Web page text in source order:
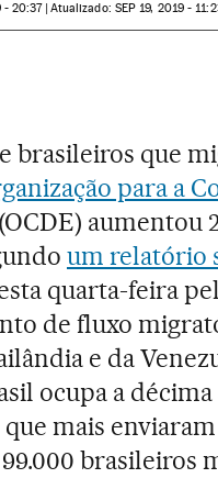
- 20:37 atualizado: SEP 19, 2019 -
Facebook
en TwitterRedes Sociales
brasileiros que
para a
(OCDE) aumentou
um relatório
quarta-feira
de fluxo
e da
ocupa a
mais
brasileiros